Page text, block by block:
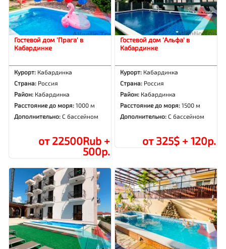
Гостевой дом 'Прага' в
Кабардинке
Курорт: Кабардинка
Страна: Россия
Район: Кабардинка
Расстояние до моря:1000 м
Дополнительно:С бассейном
от 22500Rub +
500р.
Гостевой дом 'Альфа' в
Кабардинке
Курорт: Кабардинка
Страна: Россия
Район: Кабардинка
Расстояние до моря:1500 м
Дополнительно:С бассейном
от 325$ + 120р.